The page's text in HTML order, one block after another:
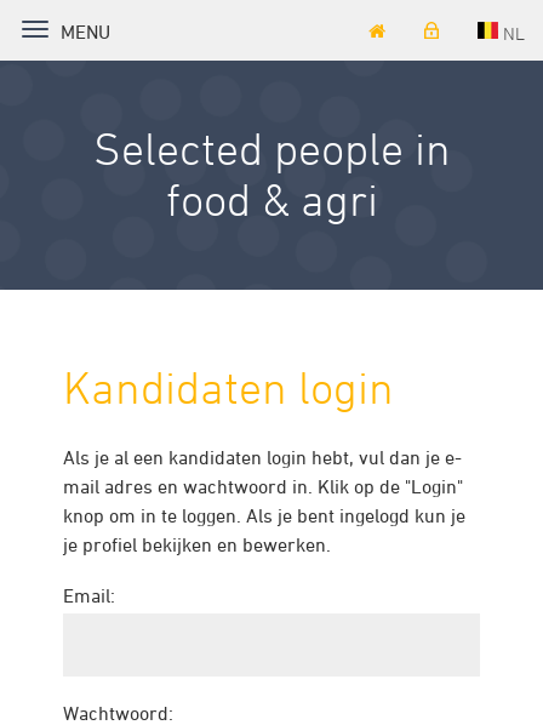
TOGGLE NAVIGATION
MENU NL
Selected people in
food & agri
Kandidaten login
Als je al een kandidaten login hebt, vul dan je e-
mail adres en wachtwoord in. Klik op de "Login"
knop om in te loggen. Als je bent ingelogd kun je
je profiel bekijken en bewerken.
Email:
Wachtwoord: